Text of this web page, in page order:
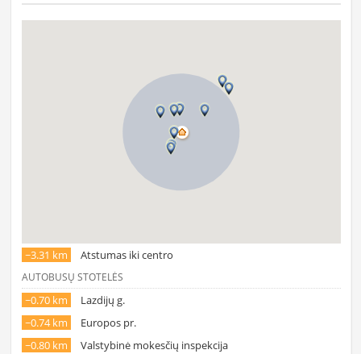
~3.31 km Atstumas iki centro
AUTOBUSŲ STOTELĖS
~0.70 km
Lazdijų g.
~0.74 km
Europos pr.
~0.80 km
Valstybinė mokesčių inspekcija